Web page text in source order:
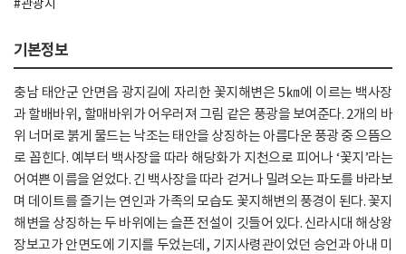
#관광지
기본정보
충남 태안군 안면읍 광지길에 자리한 꽃지해변은 5㎞에 이르는 백사장
과 할배바위, 할매바위가 어우러져 그림 같은 풍광을 보여준다. 2개의 바
위 너머로 붉게 물드는 낙조는 태안을 상징하는 아름다운 풍광 중 으뜸으
로 꼽힌다. 예부터 백사장을 따라 해당화가 지천으로 피어나 ‘꽃지’라는
어여쁜 이름을 얻었다. 긴 백사장을 따라 걷거나 밀려오는 파도를 바라보
며 데이트를 즐기는 연인과 가족의 모습도 꽃지해변의 풍경이 된다. 꽃지
해변을 상징하는 두 바위에는 슬픈 전설이 깃들어 있다. 신라시대 해상왕
장보고가 안면도에 기지를 두었는데, 기지사령관이었던 승언과 아내 미